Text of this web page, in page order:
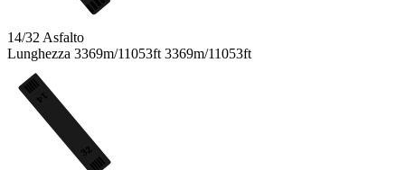
14/32Asfalto
Lunghezza 3369m/11053ft 3369m/11053ft
32
14